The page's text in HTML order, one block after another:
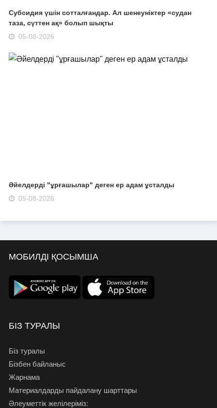
Субсидия үшін сотталғандар. Ал шенеуніктер «судан
таза, сүттен ақ» болып шықты
05-08-2026
Әйелдерді "ұрғашылар" деген ер адам ұсталды
05-08-2026
МОБИЛДІ ҚОСЫМША
БІЗ ТУРАЛЫ
Біз туралы
Бізбен байланыс
Жарнама
Материалдарды пайдалану шарттары
Әлеуметтік желілеріміз: